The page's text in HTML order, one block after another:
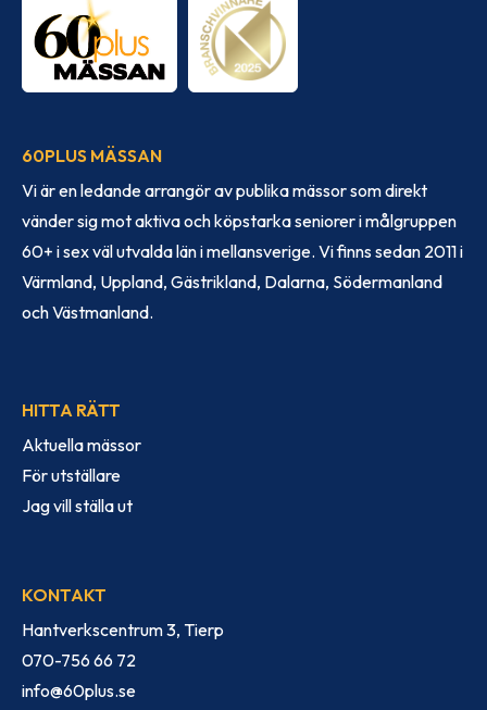
60PLUS MÄSSAN
Vi är en ledande arrangör av publika mässor som direkt
vänder sig mot aktiva och köpstarka seniorer i målgruppen
60+ i sex väl utvalda län i mellansverige. Vi finns sedan 2011 i
Värmland, Uppland, Gästrikland, Dalarna, Södermanland
och Västmanland.
HITTA RÄTT
Aktuella mässor
För utställare
Jag vill ställa ut
KONTAKT
Hantverkscentrum 3, Tierp
070-756 66 72
info@60plus.se